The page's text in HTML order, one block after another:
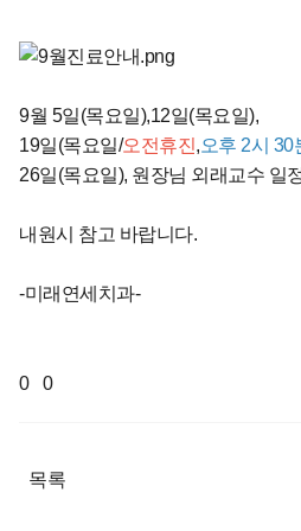
9월 5일(목요일),12일(목요일),
19일(목요일/오전휴진,오후 2시 30
26일(목요일), 원장님 외래교수 일
내원시 참고 바랍니다.
-미래연세치과-
0 0
목록